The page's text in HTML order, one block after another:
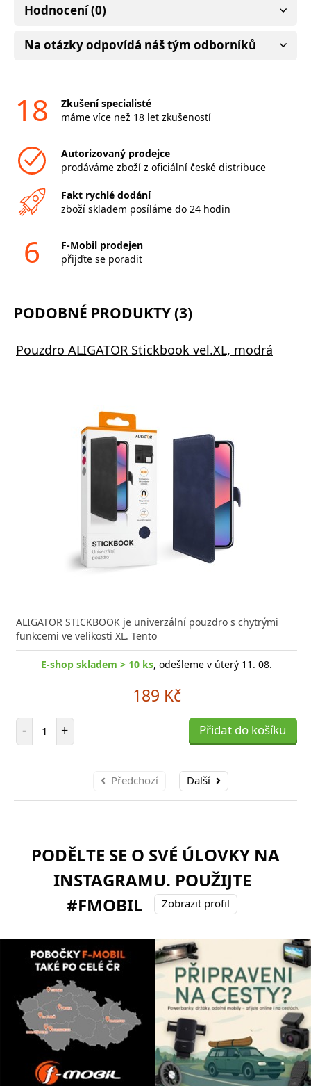
Hodnocení (0)
Na otázky odpovídá náš tým odborníků
18
Zkušení specialisté
máme více než 18 let zkušeností
Autorizovaný prodejce
prodáváme zboží z oficiální české distribuce
Fakt rychlé dodání
zboží skladem posíláme do 24 hodin
6
F-Mobil prodejen
přijďte se poradit
PODOBNÉ PRODUKTY (3)
Pouzdro ALIGATOR Stickbook vel.XL, modrá
ALIGATOR STICKBOOK je univerzální pouzdro s chytrými
funkcemi ve velikosti XL. Tento
E-shop skladem > 10 ks, odešleme v úterý 11. 08.
189 Kč
- Počet položek
+ Přidat do košíku
Předchozí Další
PODĚLTE SE O SVÉ ÚLOVKY NA
INSTAGRAMU. POUŽIJTE
#FMOBIL
Zobrazit profil